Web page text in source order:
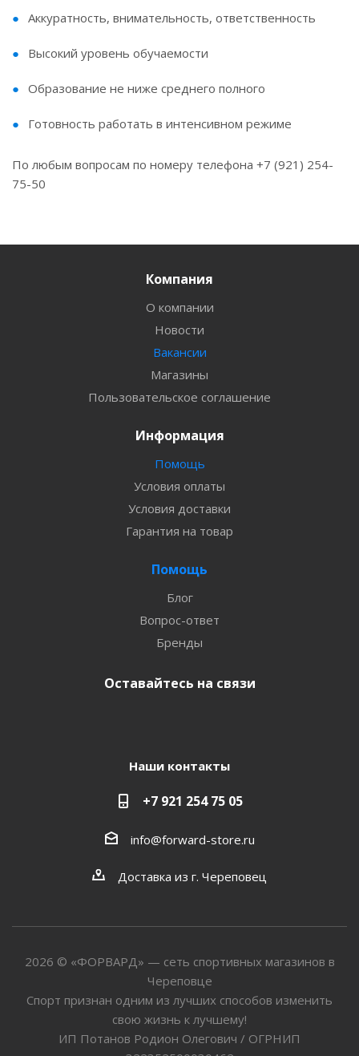
Аккуратность, внимательность, ответственность
Высокий уровень обучаемости
Образование не ниже среднего полного
Готовность работать в интенсивном режиме
По любым вопросам по номеру телефона +7 (921) 254-
75-50
Компания
О компании
Новости
Вакансии
Магазины
Пользовательское соглашение
Информация
Помощь
Условия оплаты
Условия доставки
Гарантия на товар
Помощь
Блог
Вопрос-ответ
Бренды
Оставайтесь на связи
Наши контакты
+7 921 254 75 05
info@forward-store.ru
Доставка из г. Череповец
2026 © «ФОРВАРД» — сеть спортивных магазинов в
Череповце
Спорт признан одним из лучших способов изменить
свою жизнь к лучшему!
ИП Потанов Родион Олегович / ОГРНИП